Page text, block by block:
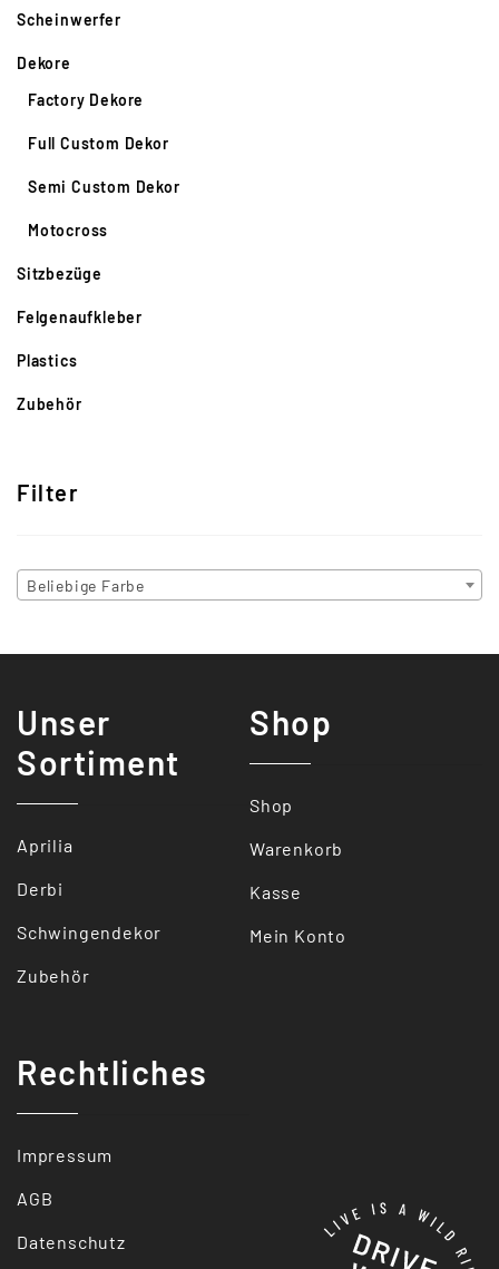
Scheinwerfer
Dekore
Factory Dekore
Full Custom Dekor
Semi Custom Dekor
Motocross
Sitzbezüge
Felgenaufkleber
Plastics
Zubehör
Filter
Beliebige Farbe
Unser
Sortiment
Aprilia
Derbi
Schwingendekor
Zubehör
Shop
Shop
Warenkorb
Kasse
Mein Konto
Rechtliches
Impressum
AGB
Datenschutz